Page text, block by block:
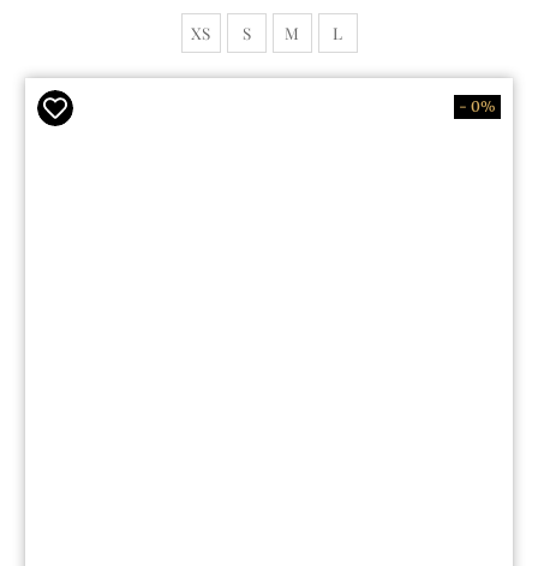
XS S M L
- 0%